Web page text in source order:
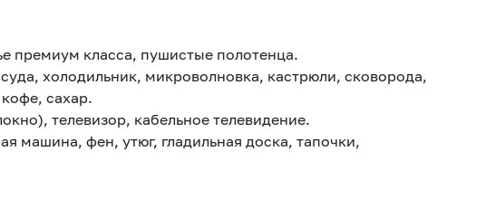
премиум класса, пушистые полотенца.
холодильник, микроволновка, кастрюли, сковорода,
сахар.
телевизор, кабельное телевидение.
машина, фен, утюг, гладильная доска, тапочки,